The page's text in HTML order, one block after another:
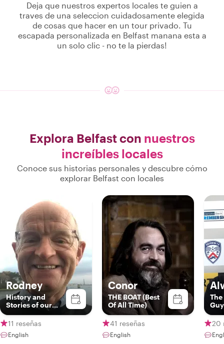
Deja que nuestros expertos locales te guien a
traves de una seleccion cuidadosamente elegida
de cosas que hacer en un tour privado. Tu
escapada personalizada en Belfast manana esta a
un solo clic - no te la pierdas!
Explora Belfast con nuestros
increíbles locales
Conoce sus historias personales y descubre cómo
explorar Belfast con locales
Rodney
History and
Stories of our
City
11 reseñas
English
Conor
THE BOAT (Best
Of All Time)
41 reseñas
English
Guy
20